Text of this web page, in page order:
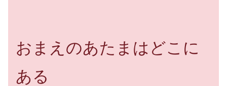
おまえのあたまはどこに
ある